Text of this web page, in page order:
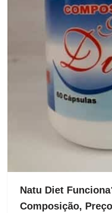
Natu Diet
Composição,